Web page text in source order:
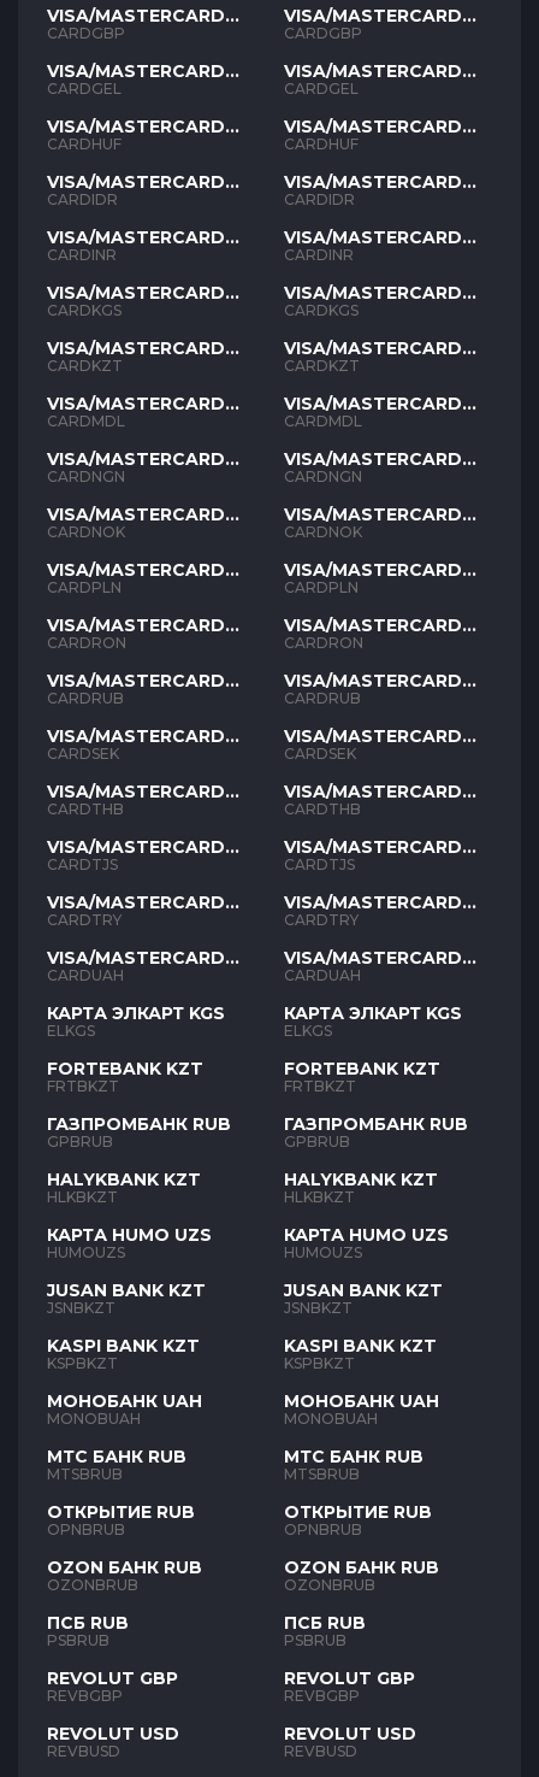
VISA/MASTERCARD
GBP
CARDGBP
VISA/MASTERCARD
GEL
CARDGEL
VISA/MASTERCARD
HUF
CARDHUF
VISA/MASTERCARD
IDR
CARDIDR
VISA/MASTERCARD
INR
CARDINR
VISA/MASTERCARD
KGS
CARDKGS
VISA/MASTERCARD
KZT
CARDKZT
VISA/MASTERCARD
MDL
CARDMDL
VISA/MASTERCARD
NGN
CARDNGN
VISA/MASTERCARD
NOK
CARDNOK
VISA/MASTERCARD
PLN
CARDPLN
VISA/MASTERCARD
RON
CARDRON
VISA/MASTERCARD
RUB
CARDRUB
VISA/MASTERCARD
SEK
CARDSEK
VISA/MASTERCARD
THB
CARDTHB
VISA/MASTERCARD
TJS
CARDTJS
VISA/MASTERCARD
TYR
CARDTRY
VISA/MASTERCARD
UAH
CARDUAH
КАРТА ЭЛКАРТ KGS
ELKGS
FORTEBANK KZT
FRTBKZT
ГАЗПРОМБАНК RUB
GPBRUB
HALYKBANK KZT
HLKBKZT
КАРТА HUMO UZS
HUMOUZS
JUSAN BANK KZT
JSNBKZT
KASPI BANK KZT
KSPBKZT
МОНОБАНК UAH
MONOBUAH
МТС БАНК RUB
MTSBRUB
ОТКРЫТИЕ RUB
OPNBRUB
OZON БАНК RUB
OZONBRUB
ПСБ RUB
PSBRUB
REVOLUT GBP
REVBGBP
REVOLUT USD
REVBUSD
VISA/MASTERCARD
GBP
CARDGBP
VISA/MASTERCARD
GEL
CARDGEL
VISA/MASTERCARD
HUF
CARDHUF
VISA/MASTERCARD
IDR
CARDIDR
VISA/MASTERCARD
INR
CARDINR
VISA/MASTERCARD
KGS
CARDKGS
VISA/MASTERCARD
KZT
CARDKZT
VISA/MASTERCARD
MDL
CARDMDL
VISA/MASTERCARD
NGN
CARDNGN
VISA/MASTERCARD
NOK
CARDNOK
VISA/MASTERCARD
PLN
CARDPLN
VISA/MASTERCARD
RON
CARDRON
VISA/MASTERCARD
RUB
CARDRUB
VISA/MASTERCARD
SEK
CARDSEK
VISA/MASTERCARD
THB
CARDTHB
VISA/MASTERCARD
TJS
CARDTJS
VISA/MASTERCARD
TYR
CARDTRY
VISA/MASTERCARD
UAH
CARDUAH
КАРТА ЭЛКАРТ KGS
ELKGS
FORTEBANK KZT
FRTBKZT
ГАЗПРОМБАНК RUB
GPBRUB
HALYKBANK KZT
HLKBKZT
КАРТА HUMO UZS
HUMOUZS
JUSAN BANK KZT
JSNBKZT
KASPI BANK KZT
KSPBKZT
МОНОБАНК UAH
MONOBUAH
МТС БАНК RUB
MTSBRUB
ОТКРЫТИЕ RUB
OPNBRUB
OZON БАНК RUB
OZONBRUB
ПСБ RUB
PSBRUB
REVOLUT GBP
REVBGBP
REVOLUT USD
REVBUSD